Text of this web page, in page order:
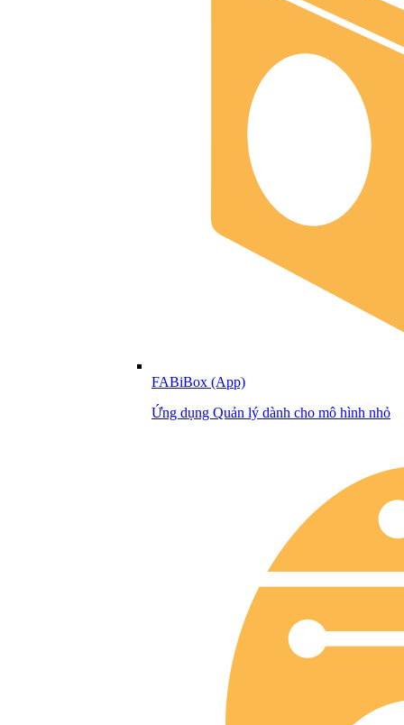
FABiBox (App)
Ứng dụng Quản lý dành cho mô hình nhỏ